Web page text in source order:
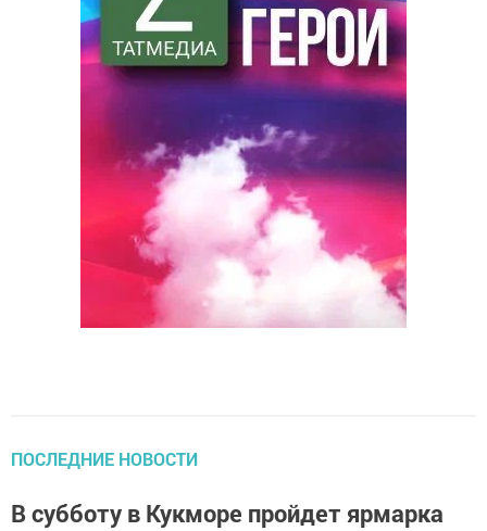
ПОСЛЕДНИЕ НОВОСТИ
В субботу в Кукморе пройдет ярмарка